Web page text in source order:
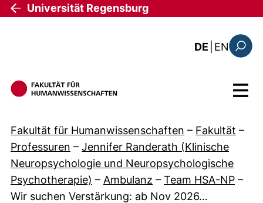
Direkt zum Inhalt
Universität Regensburg
DE EN: the
Menü
Fakultät für Humanwissenschaften – Fakultät –
Professuren – Jennifer Randerath (Klinische
Neuropsychologie und Neuropsychologische
Psychotherapie) – Ambulanz – Team HSA-NP –
Wir suchen Verstärkung: ab Nov 2026…